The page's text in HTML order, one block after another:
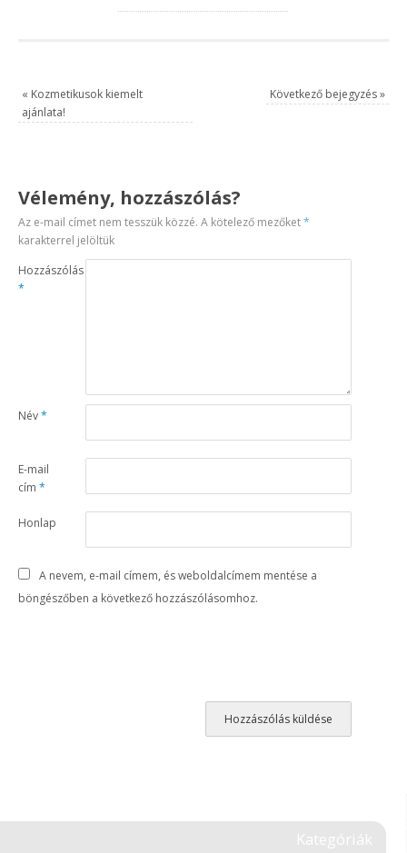
« Kozmetikusok kiemelt
ajánlata!
Következő bejegyzés»
Vélemény, hozzászólás?
Az e-mail címet nem tesszük közzé. A kötelező mezőket*
karakterrel jelöltük
Hozzászólás
*
Név*
E-mail
cím*
Honlap
A nevem, e-mail címem, és weboldalcímem mentése a
böngészőben a következő hozzászólásomhoz.
Kategóriák